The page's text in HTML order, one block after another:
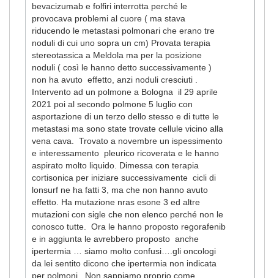
bevacizumab e folfiri interrotta perché le
provocava problemi al cuore ( ma stava
riducendo le metastasi polmonari che erano tre
noduli di cui uno sopra un cm) Provata terapia
stereotassica a Meldola ma per la posizione
noduli ( così le hanno detto successivamente )
non ha avuto effetto, anzi noduli cresciuti .
Intervento ad un polmone a Bologna il 29 aprile
2021 poi al secondo polmone 5 luglio con
asportazione di un terzo dello stesso e di tutte le
metastasi ma sono state trovate cellule vicino alla
vena cava. Trovato a novembre un ispessimento
e interessamento pleurico ricoverata e le hanno
aspirato molto liquido. Dimessa con terapia
cortisonica per iniziare successivamente cicli di
lonsurf ne ha fatti 3, ma che non hanno avuto
effetto. Ha mutazione nras esone 3 ed altre
mutazioni con sigle che non elenco perché non le
conosco tutte. Ora le hanno proposto regorafenib
e in aggiunta le avrebbero proposto anche
ipertermia … siamo molto confusi….gli oncologi
da lei sentito dicono che ipertermia non indicata
per polmoni. Non sappiamo proprio come